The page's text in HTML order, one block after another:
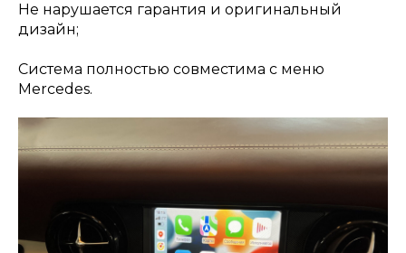
Не нарушается гарантия и оригинальный
дизайн;
Система полностью совместима с меню
Mercedes.